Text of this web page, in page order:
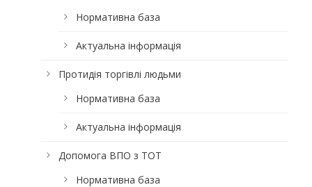
Нормативна база
Актуальна інформація
Протидія торгівлі людьми
Нормативна база
Актуальна інформація
Допомога ВПО з ТОТ
Нормативна база